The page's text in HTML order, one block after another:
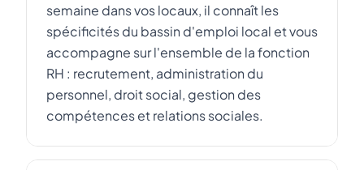
semaine dans vos locaux, il connaît les
spécificités du bassin d'emploi local et vous
accompagne sur l'ensemble de la fonction
RH : recrutement, administration du
personnel, droit social, gestion des
compétences et relations sociales.